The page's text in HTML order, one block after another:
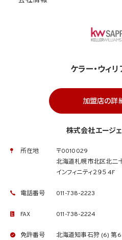
ケラー・ウィ
加盟店の詳
株式会社エージ
所在地
〒0010029
北海道札幌市北区北二
インフィニティ２９５ 4F
電話番号 011-738-2223
FAX 011-738-2224
免許番号 北海道知事石狩 (6) 第